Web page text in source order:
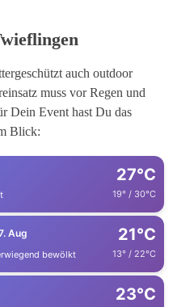
auch outdoor
muss vor Regen und
Dein Event hast Du das
Blick:
27°C
19° / 30°C
Aug
bewölkt
21°C
13° / 22°C
23°C